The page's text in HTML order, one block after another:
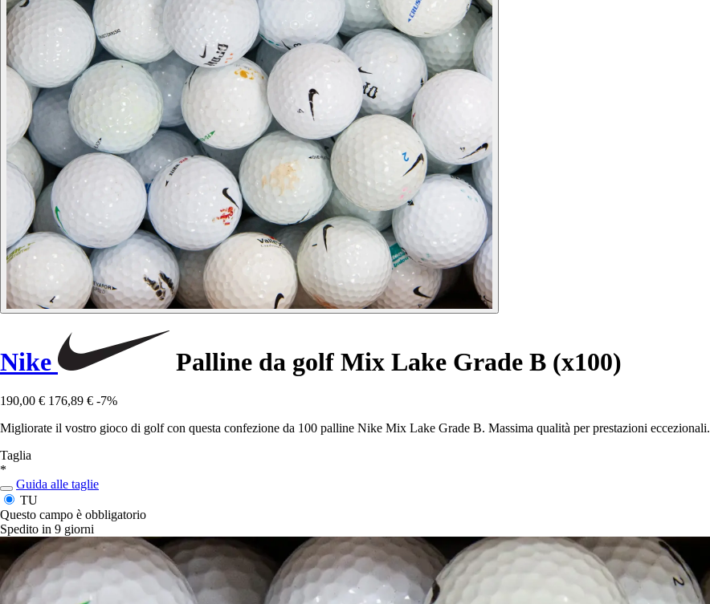
Nike Palline da golf Mix Lake Grade B (x100)
190,00 € 176,89 € -7%
Migliorate il vostro gioco di golf con questa confezione da 100 palline Nike Mix Lake Grade B. Massima qualità per prestazioni eccezionali.
Taglia
*
Guida alle taglie
TU
Questo campo è obbligatorio
Spedito in 9 giorni